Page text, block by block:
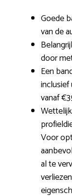
Goede
van de
door
Een
vanaf
Voor
al te